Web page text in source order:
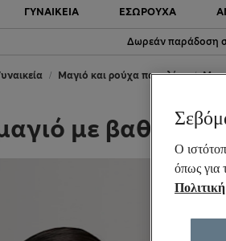
ΓΥΝΑΙΚΕΊΑ ΕΣΏΡΟΥΧΑ
Δωρεάν παράδοση
Μαγιό και ρούχα παραλίας
με βαθύ
Ο
όπως για